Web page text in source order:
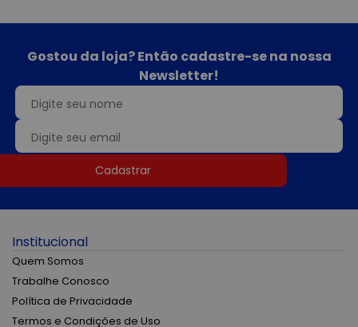
Gostou da loja? Então cadastre-se na nossa
Newsletter!
Cadastrar
Institucional
Quem Somos
Trabalhe Conosco
Política de Privacidade
Termos e Condições de Uso